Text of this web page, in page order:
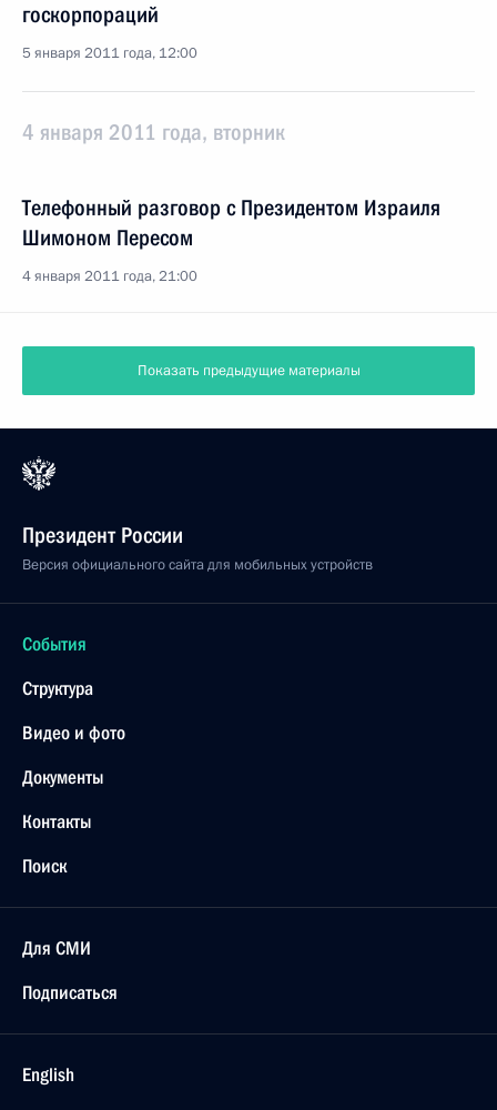
госкорпораций
5 января 2011 года, 12:00
4 января 2011 года, вторник
Телефонный разговор с Президентом Израиля
Шимоном Пересом
4 января 2011 года, 21:00
Показать предыдущие материалы
Президент России
Версия официального сайта для мобильных устройств
События
Структура
Видео и фото
Документы
Контакты
Поиск
Для СМИ
Подписаться
English